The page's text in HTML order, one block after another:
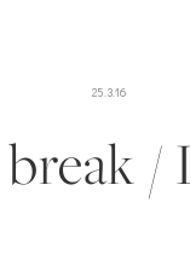
25.3.16